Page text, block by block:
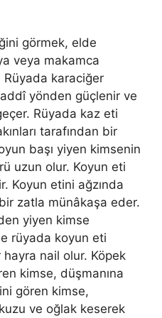
görmek, elde
veya makamca
karaciğer
yönden güçlenir ve
Rüyada kaz eti
tarafından bir
başı yiyen kimsenin
uzun olur. Koyun eti
Koyun etini ağzında
zatla münâkaşa eder.
yiyen kimse
rüyada koyun eti
nail olur. Köpek
kimse, düşmanına
gören kimse,
ve oğlak keserek